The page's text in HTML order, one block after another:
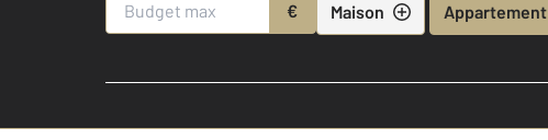
€ Maison Appartement